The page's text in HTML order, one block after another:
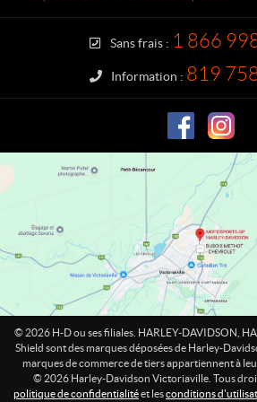
c
y
s
o
n
c
r
Sans frais : 1 866
Information : 819
© 2026 H-D ou ses filiales. HARLEY-DAVIDSON,
Shield sont des marques déposées de Harley-
marques de commerce de tiers appartiennent à
© 2026 Harley-Davidson Victoriaville. Tous
politique de confidentialitéet lesconditions